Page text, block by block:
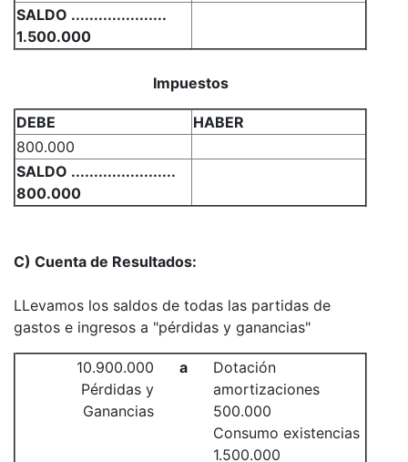
SALDO .....................
1.500.000
Impuestos
DEBE
HABER
800.000
SALDO .......................
800.000
C) Cuenta de Resultados:
LLevamos los saldos de todas las partidas de
gastos e ingresos a "pérdidas y ganancias"
10.900.000
Pérdidas y
Ganancias
a
Dotación
amortizaciones
500.000
Consumo existencias
1.500.000